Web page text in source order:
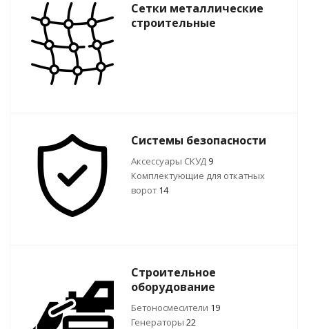
Сетки металлические
строительные
Системы безопасности
Аксессуары СКУД 9
Комплектующие для откатных
ворот14
Строительное
оборудование
Бетоносмесители 19
Генераторы 22